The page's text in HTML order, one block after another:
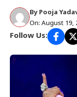
By Pooja
On: August 19,
Follow Us: